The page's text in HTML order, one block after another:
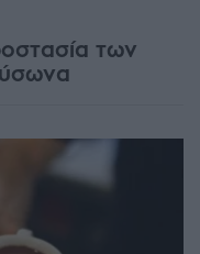
των